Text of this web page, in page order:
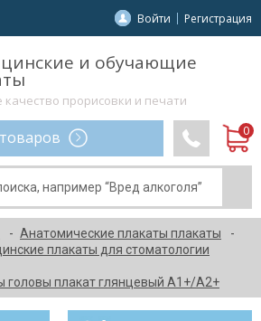
Войти Регистрация
и обучающие
качество прорисовки и печати
Анатомические плакаты плакаты
плакаты для стоматологии
головы плакат глянцевый А1+/А2+